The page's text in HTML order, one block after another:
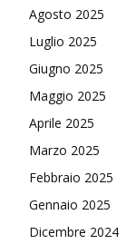
Agosto 2025
Luglio 2025
Giugno 2025
Maggio 2025
Aprile 2025
Marzo 2025
Febbraio 2025
Gennaio 2025
Dicembre 2024